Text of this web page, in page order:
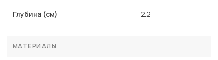
Глубина (см) 2.2
МАТЕРИАЛЫ